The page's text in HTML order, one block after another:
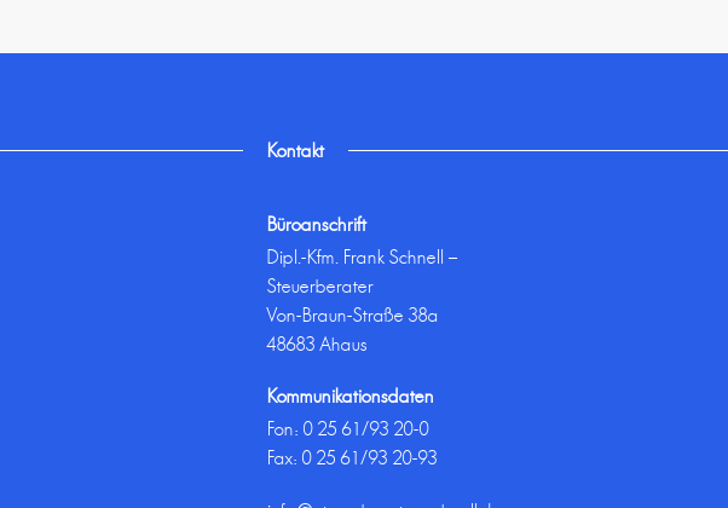
Kontakt
Büroanschrift
Dipl.-Kfm. Frank Schnell –
Steuerberater
Von-Braun-Straße 38a
48683 Ahaus
Kommunikationsdaten
Fon:0 25 61/93 20-0
Fax: 0 25 61/93 20-93